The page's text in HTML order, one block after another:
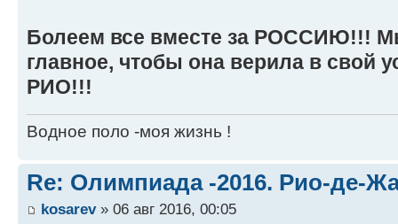
Болеем все вместе за РОССИЮ!!!
главное, чтобы она верила в свой
РИО!!!
Водное поло -моя жизнь !
Re: Олимпиада -2016. Рио-де-
kosarev» 06 авг 2016, 00:05